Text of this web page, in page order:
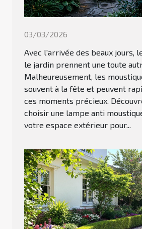
03/03/2026
Avec l'arrivée des beaux jours,
le jardin prennent une toute
Malheureusement, les
souvent à la fête et peuvent
ces moments précieux.
choisir une lampe anti
votre espace extérieur pour...